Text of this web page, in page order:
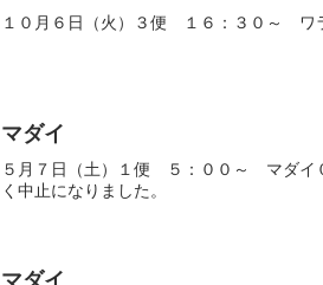
１０月６日（火）３便 １６：３０～ ワ
マダイ
５月７日（土）１便 ５：００～ マダイ
く中止になりました。